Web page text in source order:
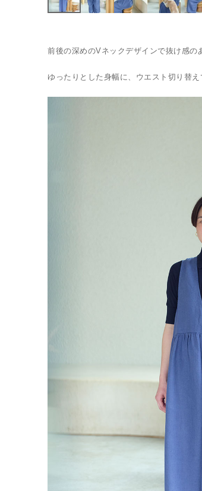
前後の深めのVネックデザインで抜け感の
ゆったりとした身幅に、ウエスト切り替